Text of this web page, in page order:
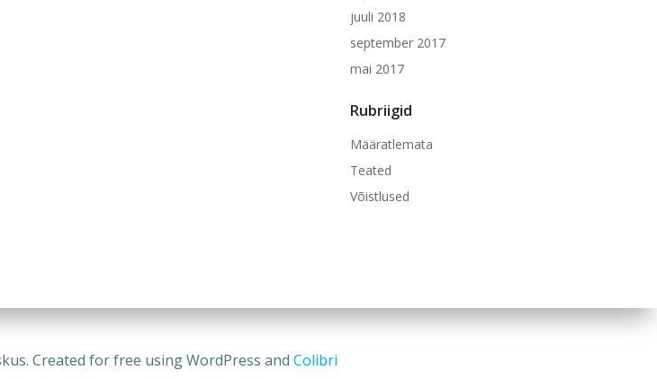
juuli 2018
september 2017
mai 2017
Rubriigid
Määratlemata
Teated
Võistlused
Created for free using WordPress and Colibri